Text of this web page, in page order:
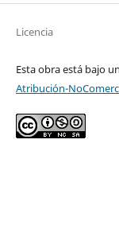
Licencia
Esta obra está bajo
Atribución-